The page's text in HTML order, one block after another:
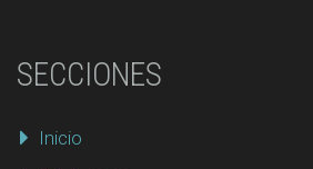
SECCIONES
Inicio